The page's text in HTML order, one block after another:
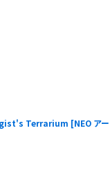
Terrarium [NEO ア